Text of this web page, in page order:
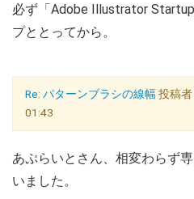
必ず「Adobe Illustrator
プととってから。
Re: パターンブラシの線幅投稿
01:43
あぷらいとさん、相変わらず
いました。